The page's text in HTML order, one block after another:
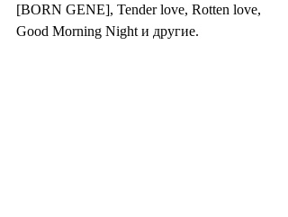
[BORN GENE], Tender love, Rotten love,
Good Morning Night и другие.